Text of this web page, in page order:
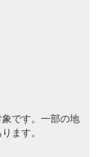
です。一部の地
ます。